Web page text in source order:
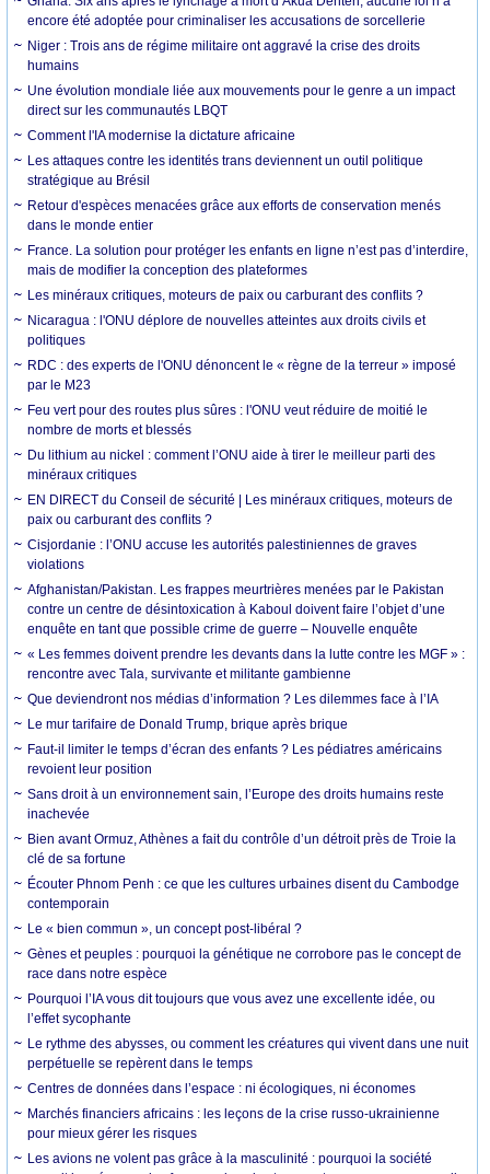
encore été adoptée pour criminaliser les accusations de sorcellerie
Niger : Trois ans de régime militaire ont aggravé la crise des droits
humains
Une évolution mondiale liée aux mouvements pour le genre a un impact
direct sur les communautés LBQT
Comment l'IA modernise la dictature africaine
Les attaques contre les identités trans deviennent un outil politique
stratégique au Brésil
Retour d'espèces menacées grâce aux efforts de conservation menés
dans le monde entier
France. La solution pour protéger les enfants en ligne n’est pas d’interdire,
mais de modifier la conception des plateformes
Les minéraux critiques, moteurs de paix ou carburant des conflits ?
Nicaragua : l'ONU déplore de nouvelles atteintes aux droits civils et
politiques
RDC : des experts de l'ONU dénoncent le « règne de la terreur » imposé
par le M23
Feu vert pour des routes plus sûres : l'ONU veut réduire de moitié le
nombre de morts et blessés
Du lithium au nickel : comment l’ONU aide à tirer le meilleur parti des
minéraux critiques
EN DIRECT du Conseil de sécurité | Les minéraux critiques, moteurs de
paix ou carburant des conflits ?
Cisjordanie : l’ONU accuse les autorités palestiniennes de graves
violations
Afghanistan/Pakistan. Les frappes meurtrières menées par le Pakistan
contre un centre de désintoxication à Kaboul doivent faire l’objet d’une
enquête en tant que possible crime de guerre – Nouvelle enquête
« Les femmes doivent prendre les devants dans la lutte contre les MGF » :
rencontre avec Tala, survivante et militante gambienne
Que deviendront nos médias d’information ? Les dilemmes face à l’IA
Le mur tarifaire de Donald Trump, brique après brique
Faut-il limiter le temps d’écran des enfants ? Les pédiatres américains
revoient leur position
Sans droit à un environnement sain, l’Europe des droits humains reste
inachevée
Bien avant Ormuz, Athènes a fait du contrôle d’un détroit près de Troie la
clé de sa fortune
Écouter Phnom Penh : ce que les cultures urbaines disent du Cambodge
contemporain
Le « bien commun », un concept post-libéral ?
Gènes et peuples : pourquoi la génétique ne corrobore pas le concept de
race dans notre espèce
Pourquoi l’IA vous dit toujours que vous avez une excellente idée, ou
l’effet sycophante
Le rythme des abysses, ou comment les créatures qui vivent dans une nuit
perpétuelle se repèrent dans le temps
Centres de données dans l’espace : ni écologiques, ni économes
Marchés financiers africains : les leçons de la crise russo-ukrainienne
pour mieux gérer les risques
Les avions ne volent pas grâce à la masculinité : pourquoi la société